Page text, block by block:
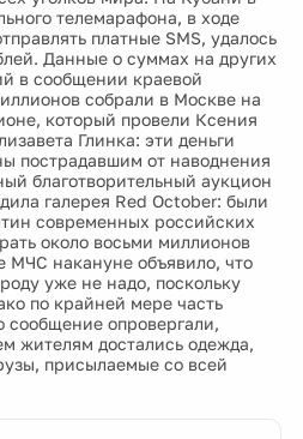
телемарафона, в ходе
платные SMS, удалось
Данные о суммах на других
в сообщении краевой
собрали в Москве на
который провели Ксения
Глинка: эти деньги
пострадавшим от наводнения
благотворительный аукцион
галерея Red October: были
современных российских
около восьми миллионов
накануне объявило, что
уже не надо, поскольку
по крайней мере часть
сообщение опровергали,
жителям достались одежда,
присылаемые со всей